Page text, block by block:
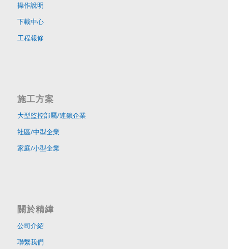
操作說明
下載中心
工程報修
施工方案
大型監控部屬/連鎖企業
社區/中型企業
家庭/小型企業
關於精緯
公司介紹
聯繫我們